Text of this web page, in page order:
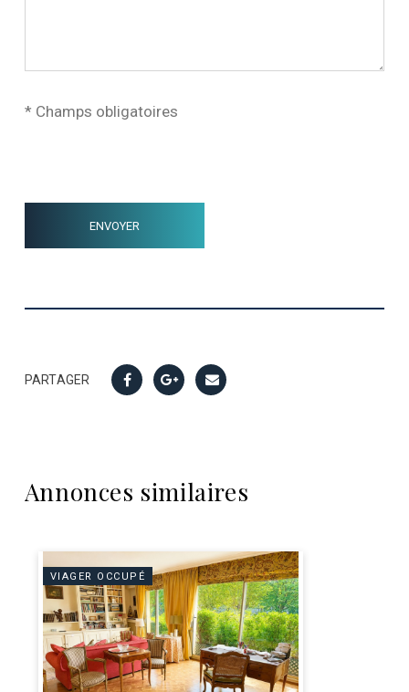
* Champs obligatoires
PARTAGER
Annonces similaires
VIAGER OCCUPÉ